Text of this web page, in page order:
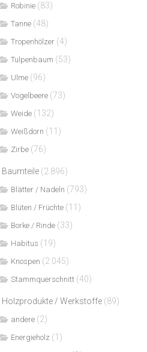
Robinie (83)
Tanne (48)
Tropenhölzer (4)
Tulpenbaum (53)
Ulme (96)
Vogelbeere (73)
Weide (132)
Weißdorn (11)
Zirbe (76)
Baumteile (2.896)
Blätter / Nadeln (793)
Blüten / Früchte (11)
Borke / Rinde (33)
Habitus (19)
Knospen (2.045)
Stammquerschnitt (40)
Holzprodukte / Werkstoffe (89)
andere (2)
Energieholz (1)